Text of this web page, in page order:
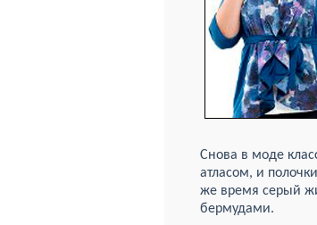
Снова в моде
атласом, и
же время серый
бермудами.